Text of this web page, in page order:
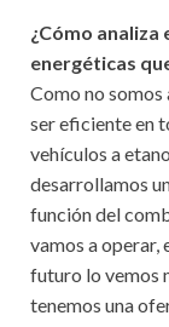
¿Cómo
energéticas
Como no somos
ser eficiente en
vehículos a
desarrollamos
función del
vamos a operar,
futuro lo vemos
tenemos una